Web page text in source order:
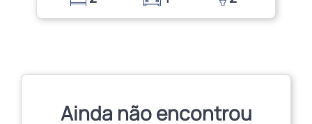
Ainda não encontrou